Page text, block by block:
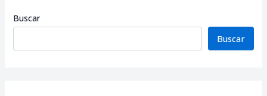
Buscar
Buscar